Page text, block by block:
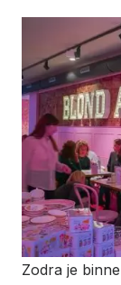
Zodra je